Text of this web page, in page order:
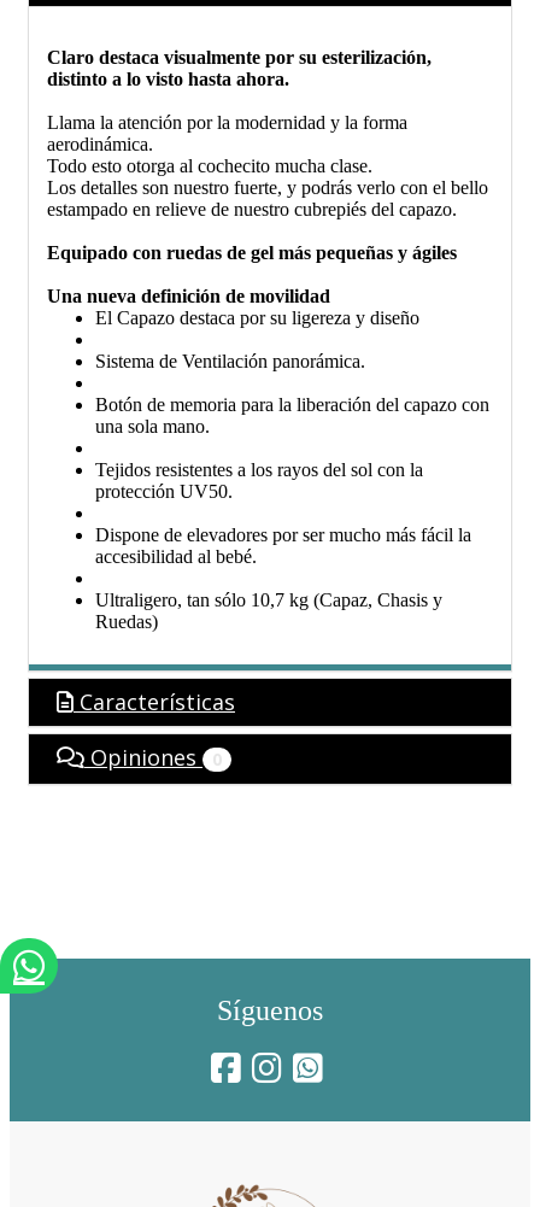
Claro destaca visualmente por su esterilización,
distinto a lo visto hasta ahora.
Llama la atención por la modernidad y la forma
aerodinámica.
Todo esto otorga al cochecito mucha clase.
Los detalles son nuestro fuerte, y podrás verlo con el bello
estampado en relieve de nuestro cubrepiés del capazo.
Equipado con ruedas de gel más pequeñas y ágiles
Una nueva definición de movilidad
El Capazo destaca por su ligereza y diseño
Sistema de Ventilación panorámica.
Botón de memoria para la liberación del capazo con
una sola mano.
Tejidos resistentes a los rayos del sol con la
protección UV50.
Dispone de elevadores por ser mucho más fácil la
accesibilidad al bebé.
Ultraligero, tan sólo 10,7 kg (Capaz, Chasis y
Ruedas)
Características
Opiniones
0
Síguenos